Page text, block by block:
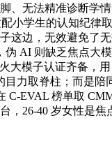
无法精准诊断学
小学生的认知纪
边，无效避免了
AI 则缺乏焦点大
大模子认证齐备
力取脊柱；而是
EVAL 榜单取
26-40 岁女性是焦